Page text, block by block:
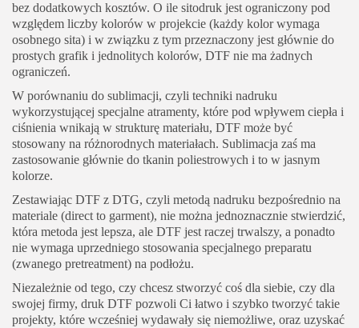
bez dodatkowych kosztów. O ile sitodruk jest ograniczony pod
względem liczby kolorów w projekcie (każdy kolor wymaga
osobnego sita) i w związku z tym przeznaczony jest głównie do
prostych grafik i jednolitych kolorów, DTF nie ma żadnych
ograniczeń.
W porównaniu do sublimacji, czyli techniki nadruku
wykorzystującej specjalne atramenty, które pod wpływem ciepła i
ciśnienia wnikają w strukturę materiału, DTF może być
stosowany na różnorodnych materiałach. Sublimacja zaś ma
zastosowanie głównie do tkanin poliestrowych i to w jasnym
kolorze.
Zestawiając DTF z DTG, czyli metodą nadruku bezpośrednio na
materiale (direct to garment), nie można jednoznacznie stwierdzić,
która metoda jest lepsza, ale DTF jest raczej trwalszy, a ponadto
nie wymaga uprzedniego stosowania specjalnego preparatu
(zwanego pretreatment) na podłożu.
Niezależnie od tego, czy chcesz stworzyć coś dla siebie, czy dla
swojej firmy, druk DTF pozwoli Ci łatwo i szybko tworzyć takie
projekty, które wcześniej wydawały się niemożliwe, oraz uzyskać